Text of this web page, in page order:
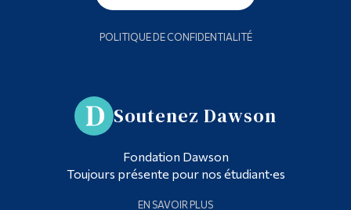
POLITIQUE DE CONFIDENTIALITÉ
Soutenez Dawson
Fondation Dawson
Toujours présente pour nos étudiant·es
EN SAVOIR PLUS